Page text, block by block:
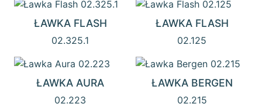
ŁAWKA FLASH
02.325.1
ŁAWKA FLASH
02.125
ŁAWKA AURA
02.223
ŁAWKA BERGEN
02.215